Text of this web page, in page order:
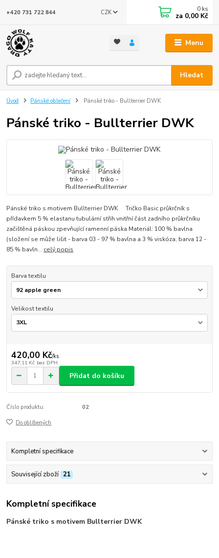
Menu
CZK
Hledat
+420 731 722 844 0 ks
za 0,00 Kč
Úvod Pánské oblečení Pánské triko - Bullterrier DWK
Pánské triko - Bullterrier DWK
Pánské triko s motivem Bullterrier DWK Tričko Basic průkrčník s
přídavkem 5 % elastanu tubulární střih vnitřní část zadního průkrčníku
začištěná páskou zpevňující ramenní páska Materiál: 100 % bavlna
(složení se může lišit - barva 03 - 97 % bavlna a 3 % viskóza, barva 12 -
85 % bavln... celý popis
Barva textilu
Velikost textilu
420,00 Kč/ks
347,11 Kč bez DPH
Přidat do košíku
Číslo produktu: 02
Do oblíbených
Kompletní specifikace
Související zboží 21
Kompletní specifikace
Pánské triko s motivem Bullterrier DWK